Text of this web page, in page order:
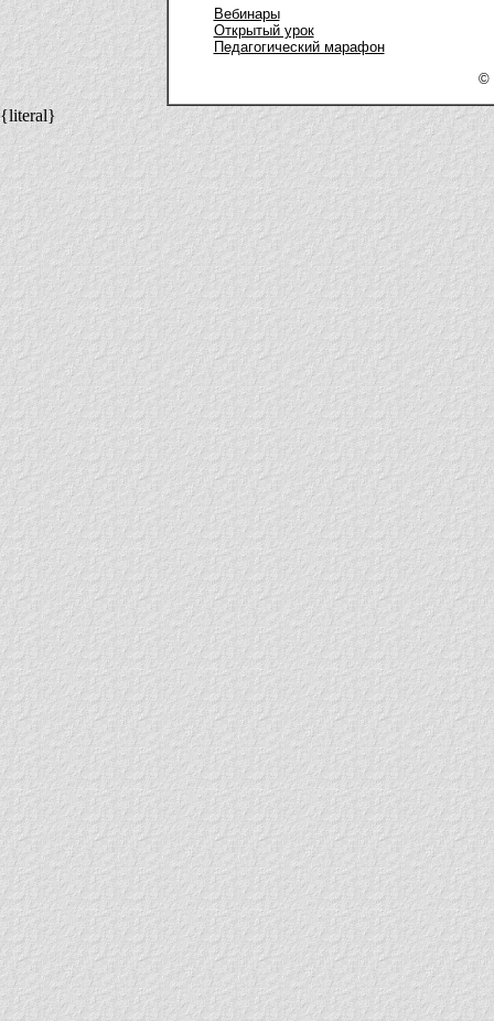
Вебинары
Открытый урок
Педагогический марафон
©
{literal}